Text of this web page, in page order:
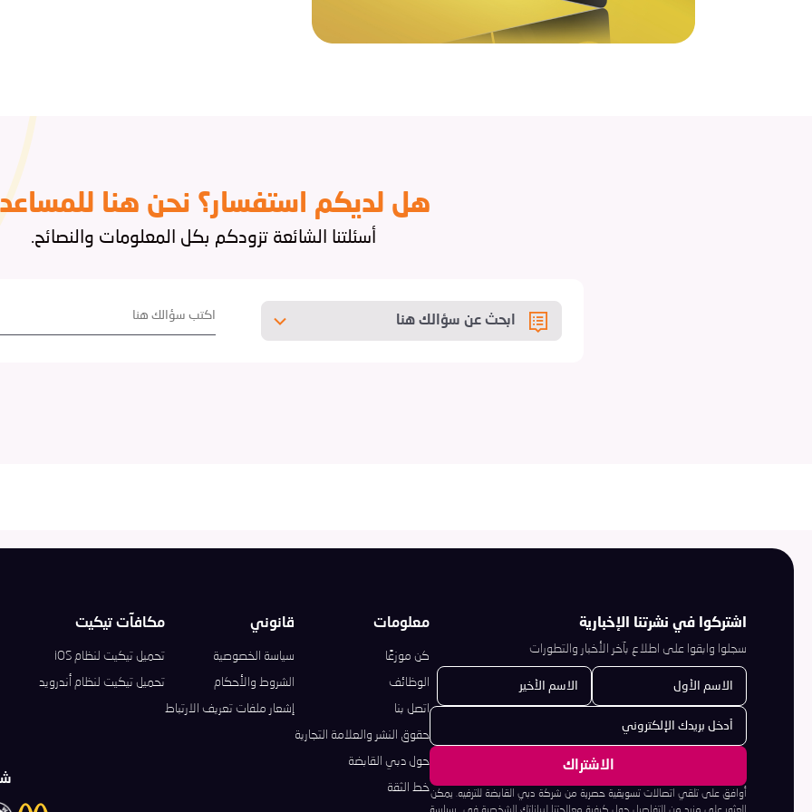
هل لديكم استفسار؟ نحن هنا
أسئلتنا الشائعة تزودكم بكل المعلومات والنصائح.
ابحث عن سؤالك هنا
اشتركوا في نشرتنا الإخبارية
سجلوا وابقوا على اطلاع بآخر الأخبار والتطورات
أوافق على تلقي اتصالات تسويقية حصرية من شركة دبي القابضة للترفيه. يمكن
معلومات
كن موزعًا
الوظائف
اتصل بنا
حقوق النشر والعلامة التجارية
حول دبي القابضة
خط الثقة
قانوني
سياسة الخصوصية
الشروط والأحكام
إشعار ملفات تعريف الارتباط
مكافآت تيكيت
تحميل تيكيت لنظام iOS
تحميل تيكيت لنظام أندرويد